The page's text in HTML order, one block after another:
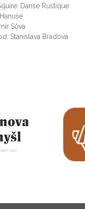
Danse Rustique
Sůva
Stanislava Bradová